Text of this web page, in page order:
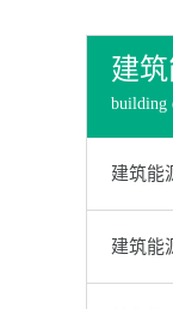
建
building
建筑能
建筑能